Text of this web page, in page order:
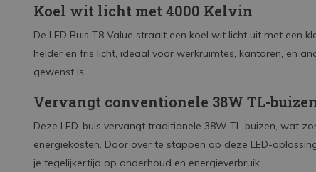
Koel wit licht met 4000 Kelvin
De LED Buis T8 Value straalt een koel wit licht uit met een
helder en fris licht, ideaal voor werkruimtes, kantoren, en
gewenst is.
Vervangt conventionele 38W TL-
Deze LED-buis vervangt traditionele 38W TL-buizen, wat
energiekosten. Door over te stappen op deze LED-
je tegelijkertijd op onderhoud en energieverbruik.